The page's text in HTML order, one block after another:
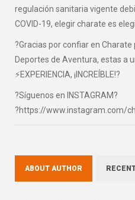
regulación sanitaria vigente
COVID-19, elegir charate es
?Gracias por confiar en
Deportes de Aventura, estas a
⚡EXPERIENCIA, ¡INCREÍBLE!?
?Síguenos en INSTAGRAM?
?https://www.instagram.com/
ABOUT AUTHOR